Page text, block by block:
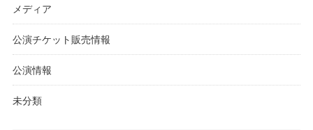
メディア
公演チケット販売情報
公演情報
未分類